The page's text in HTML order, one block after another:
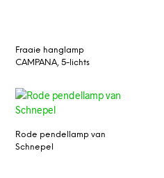
Fraaie hanglamp
CAMPANA, 5-lichts
Rode pendellamp van
Schnepel